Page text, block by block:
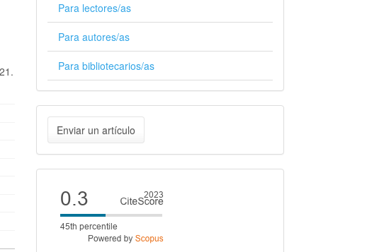
Para lectores/as
Para autores/as
Para bibliotecarios/as
Enviar
un
artículo
Enviar un artículo
Cite
score